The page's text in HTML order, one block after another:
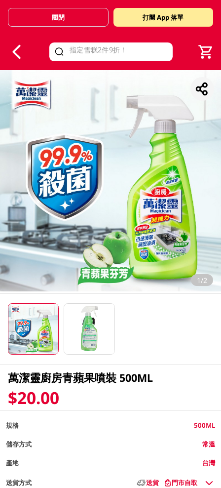
Valid Until 30 June 2026
關閉 打開 App 落單
1/2
萬潔靈廚房青蘋果噴裝 500ML
$20.00
規格 500ML
儲存方式 常溫
產地 台灣
送貨方式 送貨 門市自取